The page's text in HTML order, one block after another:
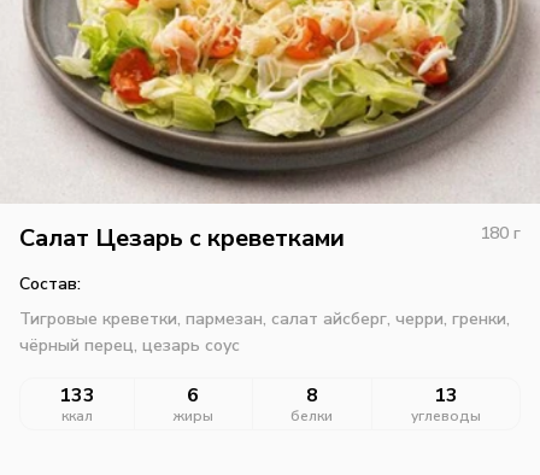
Салат Цезарь с креветками 180 г
Состав:
Тигровые креветки, пармезан, салат айсберг, черри, гренки,
чёрный перец, цезарь соус
133
ккал
6
жиры
8
белки
13
углеводы